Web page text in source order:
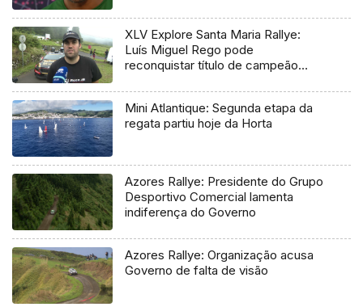
XLV Explore Santa Maria Rallye:
Luís Miguel Rego pode
reconquistar título de campeão
Mini Atlantique: Segunda etapa da
regata partiu hoje da Horta
Azores Rallye: Presidente do Grupo
Desportivo Comercial lamenta
indiferença do Governo
Azores Rallye: Organização acusa
Governo de falta de visão